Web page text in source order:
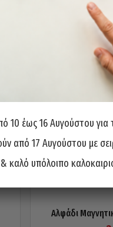
Αλφάδι
10 έως 16 Αυγούστου για
από 17 Αυγούστου με
καλό υπόλοιπο